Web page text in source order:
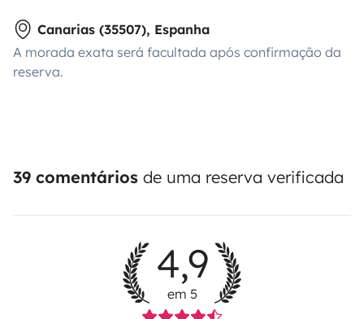
Canarias (35507), Espanha
A morada exata será facultada após confirmação da
reserva.
39 comentários de uma reserva verificada
4,9
em 5